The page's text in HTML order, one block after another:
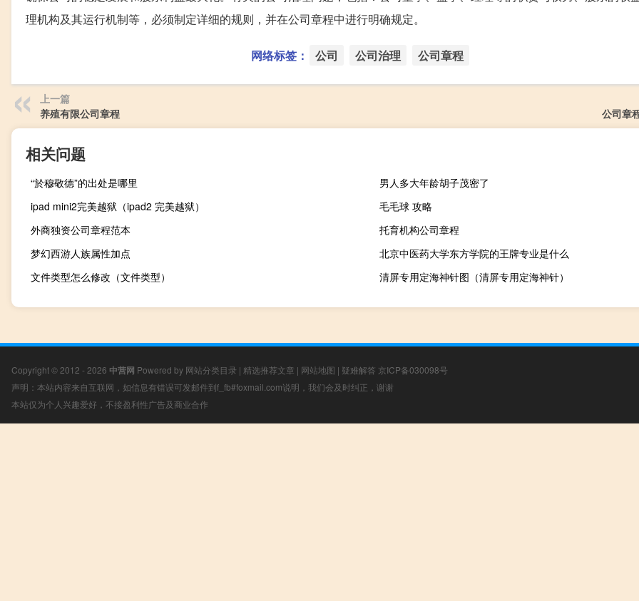
理机构及其运行机制等，必须制定详细的规则，并在公司章程中进行明确规定。
网络标签： 公司 公司治理 公司章程
上一篇
养殖有限公司章程
公司章
相关问题
“於穆敬德”的出处是哪里
男人多大年龄胡子茂密了
ipad mini2完美越狱（ipad2 完美越狱）
毛毛球 攻略
外商独资公司章程范本
托育机构公司章程
梦幻西游人族属性加点
北京中医药大学东方学院的王牌专业是什么
文件类型怎么修改（文件类型）
清屏专用定海神针图（清屏专用定海神针）
Copyright © 2012 - 2026 中营网 Powered by 网站分类目录 | 精选推荐文章 | 网站地图 | 疑难解答 京ICP备030098号
声明：本站内容来自互联网，如信息有错误可发邮件到f_fb#foxmail.com说明，我们会及时纠正，谢谢
本站仅为个人兴趣爱好，不接盈利性广告及商业合作